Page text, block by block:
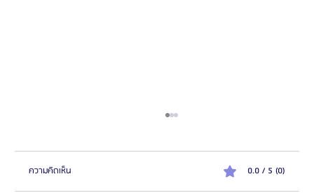
ความคิดเห็น 0.0 / 5 (0)